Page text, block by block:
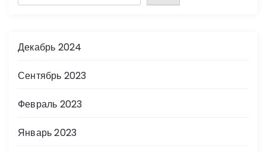
Декабрь 2024
Сентябрь 2023
Февраль 2023
Январь 2023